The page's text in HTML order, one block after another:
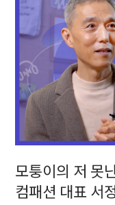
모퉁이의 저 못
컴패션 대표 서